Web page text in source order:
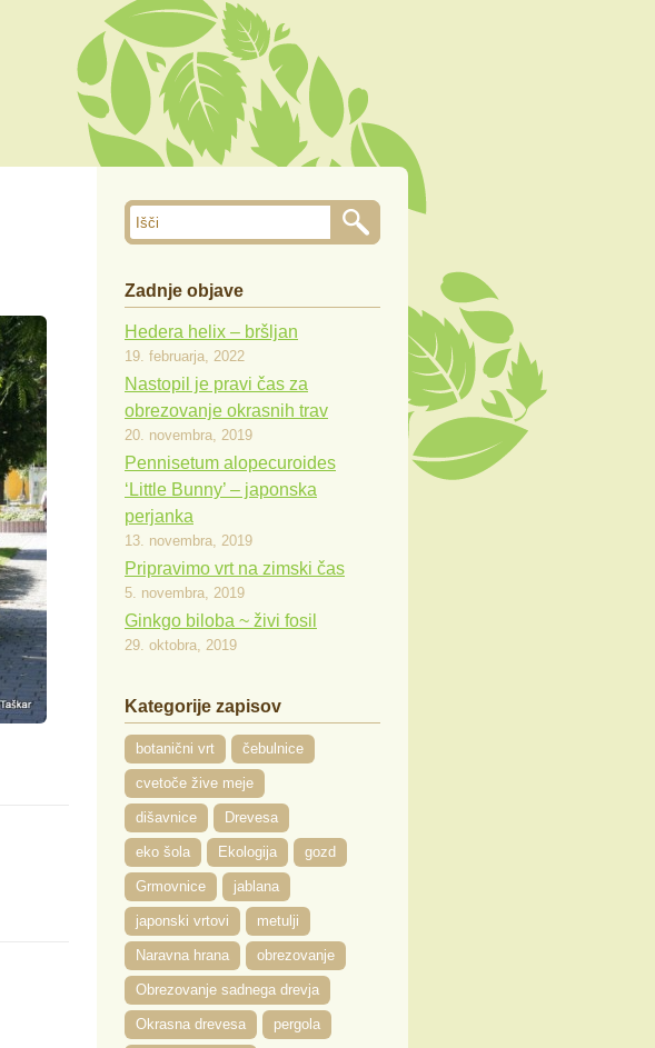
Zadnje objave
Hedera helix – bršljan
19. februarja, 2022
Nastopil je pravi čas za
obrezovanje okrasnih trav
20. novembra, 2019
Pennisetum alopecuroides
‘Little Bunny’ – japonska
perjanka
13. novembra, 2019
Pripravimo vrt na zimski čas
5. novembra, 2019
Ginkgo biloba ~ živi fosil
29. oktobra, 2019
Kategorije zapisov
botanični vrt čebulnice
cvetoče žive meje
dišavnice Drevesa
eko šola Ekologija gozd
Grmovnice jablana
japonski vrtovi metulji
Naravna hrana obrezovanje
Obrezovanje sadnega drevja
Okrasna drevesa pergola